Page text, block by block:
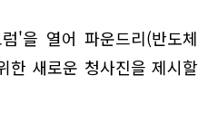
'을 열어 파운드리(반도체
한 새로운 청사진을 제시할